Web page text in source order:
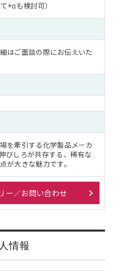
+αも検討可）
はご面談の際にお伝えいた
を牽引する化学製品メーカ
びしろが共存する、稀有な
が大きな魅力です。
ー／お問い合わせ
情報